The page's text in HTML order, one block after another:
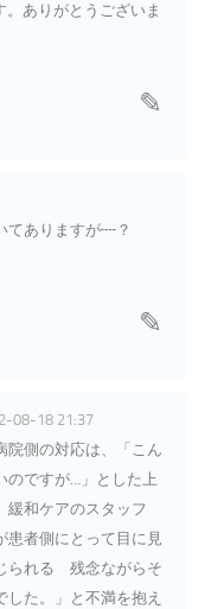
ありがとうございま
てありますが┉？
08-18 21:37
院側の対応は、「こん
のですが…」とした上
緩和ケアのスタッフ
者側にとって目に見
られる 残念ながらそ
した。」と不満を抱え